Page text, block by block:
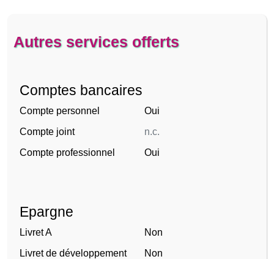
Autres services offerts
Comptes bancaires
Compte personnel
Oui
Compte joint
n.c.
Compte professionnel
Oui
Epargne
Livret A
Non
Livret de développement
Non